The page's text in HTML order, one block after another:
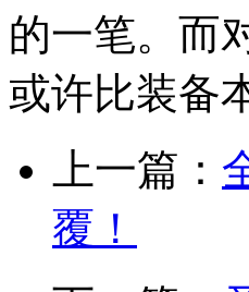
的一笔。而
或许比装备
上一篇：
覆！